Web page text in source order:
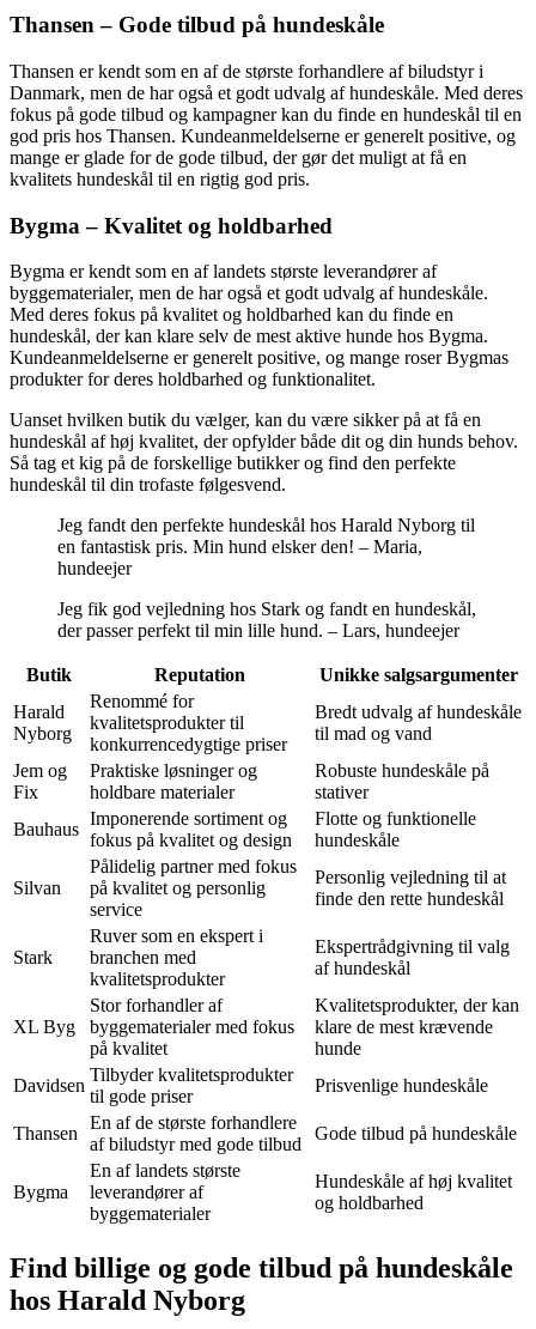
Thansen – Gode tilbud på hundeskåle
Thansen er kendt som en af de største forhandlere af biludstyr i
Danmark, men de har også et godt udvalg af hundeskåle. Med deres
fokus på gode tilbud og kampagner kan du finde en hundeskål til en
god pris hos Thansen. Kundeanmeldelserne er generelt positive, og
mange er glade for de gode tilbud, der gør det muligt at få en
kvalitets hundeskål til en rigtig god pris.
Bygma – Kvalitet og holdbarhed
Bygma er kendt som en af landets største leverandører af
byggematerialer, men de har også et godt udvalg af hundeskåle.
Med deres fokus på kvalitet og holdbarhed kan du finde en
hundeskål, der kan klare selv de mest aktive hunde hos Bygma.
Kundeanmeldelserne er generelt positive, og mange roser Bygmas
produkter for deres holdbarhed og funktionalitet.
Uanset hvilken butik du vælger, kan du være sikker på at få en
hundeskål af høj kvalitet, der opfylder både dit og din hunds behov.
Så tag et kig på de forskellige butikker og find den perfekte
hundeskål til din trofaste følgesvend.
Jeg fandt den perfekte hundeskål hos Harald Nyborg til
en fantastisk pris. Min hund elsker den! – Maria,
hundeejer
Jeg fik god vejledning hos Stark og fandt en hundeskål,
der passer perfekt til min lille hund. – Lars, hundeejer
Butik Reputation
Unikke salgsargumenter
Harald
Nyborg
Renommé for
kvalitetsprodukter til
konkurrencedygtige priser
Bredt udvalg af hundeskåle
til mad og vand
Jem og
Fix
Praktiske løsninger og
holdbare materialer
Robuste hundeskåle på
stativer
Bauhaus
Imponerende sortiment og
fokus på kvalitet og design
Flotte og funktionelle
hundeskåle
Silvan
Pålidelig partner med fokus
på kvalitet og personlig
service
Personlig vejledning til at
finde den rette hundeskål
Stark
Ruver som en ekspert i
branchen med
kvalitetsprodukter
Ekspertrådgivning til valg
af hundeskål
XL Byg
Stor forhandler af
byggematerialer med fokus
på kvalitet
Kvalitetsprodukter, der kan
klare de mest krævende
hunde
Davidsen
Tilbyder kvalitetsprodukter
til gode priser
Prisvenlige hundeskåle
Thansen
En af de største forhandlere
af biludstyr med gode tilbud
Gode tilbud på hundeskåle
Bygma
En af landets største
leverandører af
byggematerialer
Hundeskåle af høj kvalitet
og holdbarhed
Find billige og gode tilbud på hundeskåle
hos Harald Nyborg